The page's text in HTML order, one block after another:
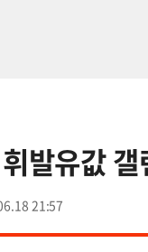
발유값
21:57